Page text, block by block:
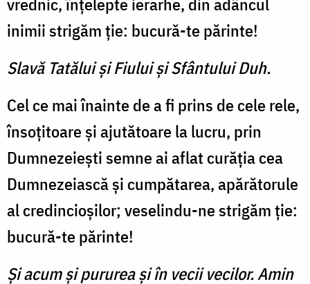
vrednic, înţelepte ierarhe, din adâncul
inimii strigăm ţie: bucură-te părinte!
Slavă Tatălui şi Fiului şi Sfântului Duh.
Cel ce mai înainte de a fi prins de cele rele,
însoţitoare şi ajutătoare la lucru, prin
Dumnezeieşti semne ai aflat curăţia cea
Dumnezeiască şi cumpătarea, apărătorule
al credincioşilor; veselindu-ne strigăm ţie:
bucură-te părinte!
Şi acum şi pururea şi în vecii vecilor. Amin